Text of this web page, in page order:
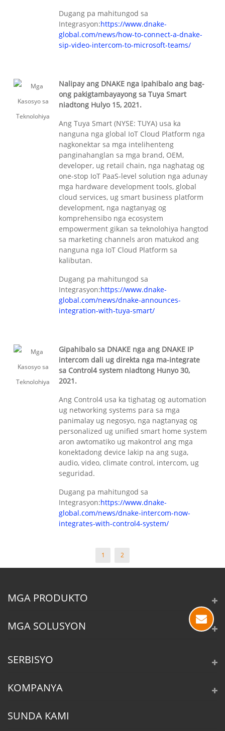
Dugang pa mahitungod sa
Integrasyon:https://www.dnake-
global.com/news/how-to-connect-a-dnake-
sip-video-intercom-to-microsoft-teams/
Nalipay ang DNAKE nga ipahibalo ang bag-
ong pakigtambayayong sa Tuya Smart
niadtong Hulyo 15, 2021.
Ang Tuya Smart (NYSE: TUYA) usa ka
nanguna nga global IoT Cloud Platform nga
nagkonektar sa mga intelihenteng
panginahanglan sa mga brand, OEM,
developer, ug retail chain, nga naghatag og
one-stop IoT PaaS-level solution nga adunay
mga hardware development tools, global
cloud services, ug smart business platform
development, nga nagtanyag og
komprehensibo nga ecosystem
empowerment gikan sa teknolohiya hangtod
sa marketing channels aron matukod ang
nanguna nga IoT Cloud Platform sa
kalibutan.
Dugang pa mahitungod sa
Integrasyon:https://www.dnake-
global.com/news/dnake-announces-
integration-with-tuya-smart/
Gipahibalo sa DNAKE nga ang DNAKE IP
intercom dali ug direkta nga ma-integrate
sa Control4 system niadtong Hunyo 30,
2021.
Ang Control4 usa ka tighatag og automation
ug networking systems para sa mga
panimalay ug negosyo, nga nagtanyag og
personalized ug unified smart home system
aron awtomatiko ug makontrol ang mga
konektadong device lakip na ang suga,
audio, video, climate control, intercom, ug
seguridad.
Dugang pa mahitungod sa
Integrasyon:https://www.dnake-
global.com/news/dnake-intercom-now-
integrates-with-control4-system/
1 2
MGA PRODUKTO
MGA SOLUSYON
SERBISYO
KOMPANYA
SUNDA KAMI